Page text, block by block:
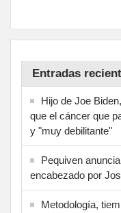
Entradas
Hijo de Joe
que el cáncer que
y "muy debilitante"
Pequiven
encabezado por
Metodología,